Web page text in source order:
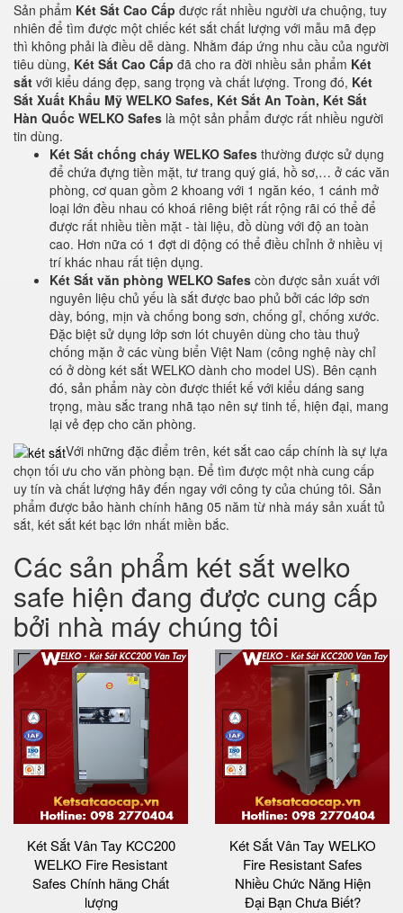
Sản phẩm Két Sắt Cao Cấp được rất nhiều người ưa chuộng, tuy
nhiên để tìm được một chiếc két sắt chất lượng với mẫu mã đẹp
thì không phải là điều dễ dàng. Nhằm đáp ứng nhu cầu của người
tiêu dùng, Két Sắt Cao Cấp đã cho ra đời nhiều sản phẩm Két
sắt với kiểu dáng đẹp, sang trọng và chất lượng. Trong đó, Két
Sắt Xuất Khẩu Mỹ WELKO Safes, Két Sắt An Toàn, Két Sắt
Hàn Quốc WELKO Safes là một sản phẩm được rất nhiều người
tin dùng.
Két Sắt chống cháy WELKO Safes thường được sử dụng
để chứa đựng tiền mặt, tư trang quý giá, hồ sơ,… ở các văn
phòng, cơ quan gồm 2 khoang với 1 ngăn kéo, 1 cánh mở
loại lớn đều nhau có khoá riêng biệt rất rộng rãi có thể để
được rất nhiều tiền mặt - tài liệu, đồ dùng với độ an toàn
cao. Hơn nữa có 1 đợt di động có thể điều chỉnh ở nhiều vị
trí khác nhau rất tiện dụng.
Két Sắt văn phòng WELKO Safes còn được sản xuất với
nguyên liệu chủ yếu là sắt được bao phủ bởi các lớp sơn
dày, bóng, mịn và chống bong sơn, chống gỉ, chống xước.
Đặc biệt sử dụng lớp sơn lót chuyên dùng cho tàu thuỷ
chống mặn ở các vùng biển Việt Nam (công nghệ này chỉ
có ở dòng két sắt WELKO dành cho model US). Bên cạnh
đó, sản phẩm này còn được thiết kế với kiểu dáng sang
trọng, màu sắc trang nhã tạo nên sự tinh tế, hiện đại, mang
lại vẻ đẹp cho căn phòng.
Với những đặc điểm trên, két sắt cao cấp chính là sự lựa
chọn tối ưu cho văn phòng bạn. Để tìm được một nhà cung cấp
uy tín và chất lượng hãy đến ngay với công ty của chúng tôi. Sản
phẩm được bảo hành chính hãng 05 năm từ nhà máy sản xuất tủ
sắt, két sắt két bạc lớn nhất miền bắc.
Các sản phẩm két sắt welko
safe hiện đang được cung cấp
bởi nhà máy chúng tôi
Két Sắt Vân Tay KCC200
WELKO Fire Resistant
Safes Chính hãng Chất
lượng
Két Sắt Vân Tay WELKO
Fire Resistant Safes
Nhiều Chức Năng Hiện
Đại Bạn Chưa Biết?